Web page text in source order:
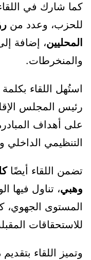
كما شارك في
للحزب، وعدد من
المحليين، إضافة
والمنخرطات.
استُهل اللقاء بكلمة
رئيس المجلس
على أهداف
التنظيمي
تضمن اللقاء أيضًا
وهبي، تناول فيها
المستوى الجهوي،
للاستحقاقات
وتميز اللقاء بتقديم